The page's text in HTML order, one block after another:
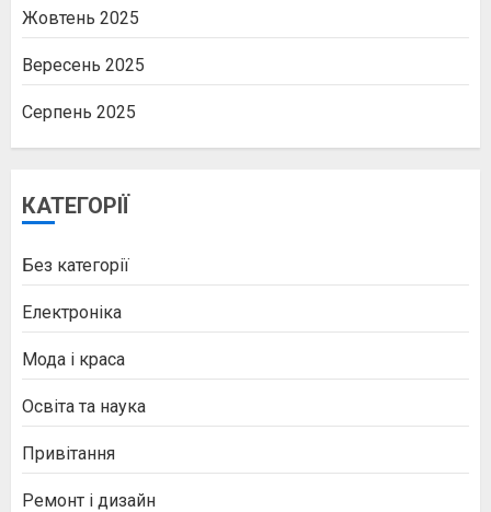
Жовтень 2025
Вересень 2025
Серпень 2025
КАТЕГОРІЇ
Без категорії
Електроніка
Мода і краса
Освіта та наука
Привітання
Ремонт і дизайн